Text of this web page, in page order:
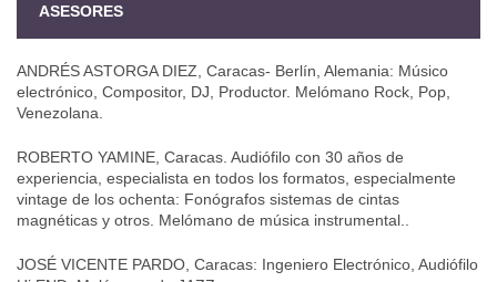
ASESORES
ANDRÉS ASTORGA DIEZ, Caracas- Berlín, Alemania: Músico
electrónico, Compositor, DJ, Productor. Melómano Rock, Pop,
Venezolana.
ROBERTO YAMINE, Caracas. Audiófilo con 30 años de
experiencia, especialista en todos los formatos, especialmente
vintage de los ochenta: Fonógrafos sistemas de cintas
magnéticas y otros. Melómano de música instrumental..
JOSÉ VICENTE PARDO, Caracas: Ingeniero Electrónico, Audiófilo